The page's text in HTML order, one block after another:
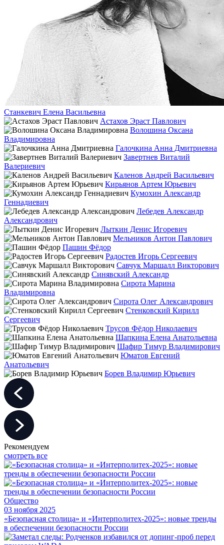
Станкевич Елена Васильевна
Астахов Эраст Павлович
Волошина Оксана
Владимировна
Галочкина Анна Дмитриевна
Завертнев Виталий
Валериевич
Каленов Андрей Васильевич
Кирьянов Артем Юрьевич
Кумохин Александр
Геннадиевич
Лебедев Александр
Александрович
Лыткин Денис Игоревич
Мельников Антон Павлович
Пашин Фёдор
Радостев Игорь Сергеевич
Савчук Маршалл Викторович
Синявский Александр
Сирота Марина
Владимировна
Сирота Олег Александрович
Стенковский Кирилл
Сергеевич
Трусов Фёдор Николаевич
Шапкина Елена Анатольевна
Шафир Тимур Владимирович
Юматов Евгений
Анатольевич
Борев Владимир Юрьевич
Рекомендуем
смотреть все
Общество
03 ноября 2025
«Безопасная столица» и «Интерполитех-2025»: новые тренды
в обеспечении безопасности России